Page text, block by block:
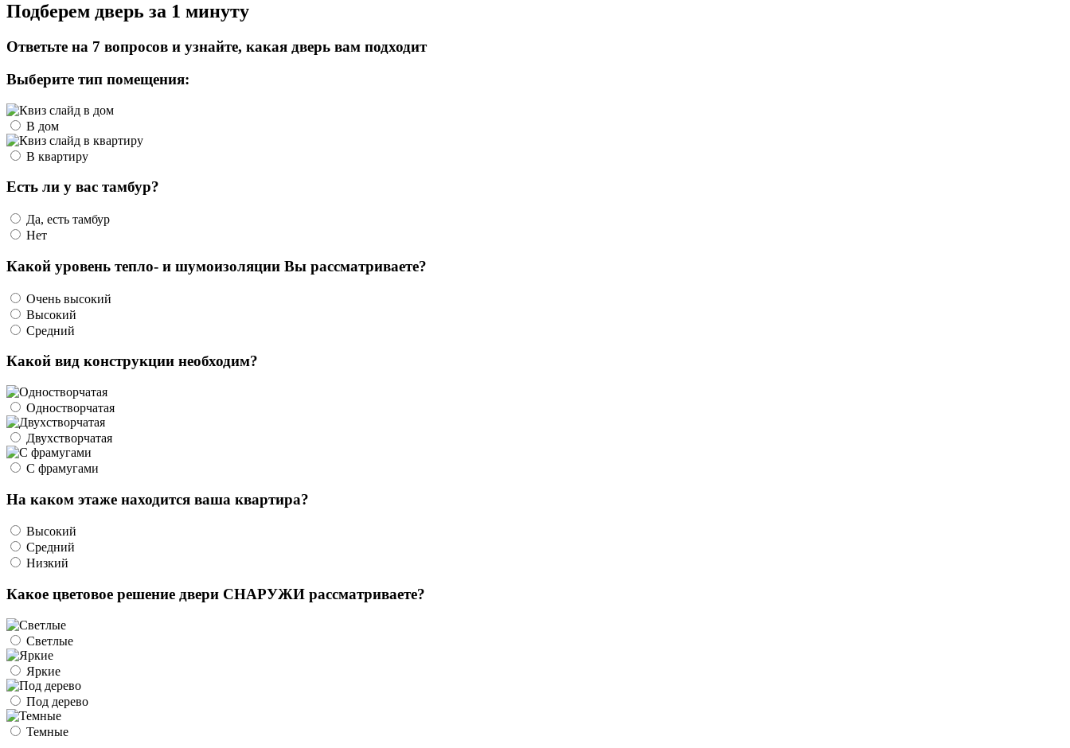
Подберем дверь за 1 минуту
Ответьте на 7 вопросов и узнайте, какая дверь вам подходит
Выберите тип помещения:
В дом
В квартиру
Есть ли у вас тамбур?
Да, есть тамбур
Нет
Какой уровень тепло- и шумоизоляции Вы рассматриваете?
Очень высокий
Высокий
Средний
Какой вид конструкции необходим?
Одностворчатая
Двухстворчатая
С фрамугами
На каком этаже находится ваша квартира?
Высокий
Средний
Низкий
Какое цветовое решение двери СНАРУЖИ рассматриваете?
Светлые
Яркие
Под дерево
Темные